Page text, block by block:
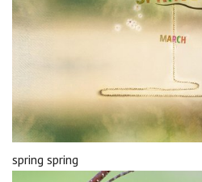
spring spring